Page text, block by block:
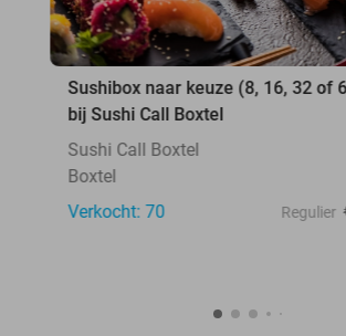
Sushibox naar keuze (8, 16, 32 of
bij Sushi Call Boxtel
Sushi Call Boxtel
Boxtel
Verkocht: 70
Regulier